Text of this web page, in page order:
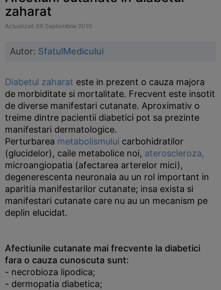
zaharat
Actualizat: 06 Septembrie 2010
Autor: SfatulMedicului
Diabetul zaharat este in prezent o cauza majora
de morbiditate si mortalitate. Frecvent este insotit
de diverse manifestari cutanate. Aproximativ o
treime dintre pacientii diabetici pot sa prezinte
manifestari dermatologice.
Perturbarea metabolismului carbohidratilor
(glucidelor), caile metabolice noi, ateroscleroza,
microangiopatia (afectarea arterelor mici),
degenerescenta neuronala au un rol important in
aparitia manifestarilor cutanate; insa exista si
manifestari cutanate care nu au un mecanism pe
deplin elucidat.
Afectiunile cutanate mai frecvente la diabetici
fara o cauza cunoscuta sunt:
- necrobioza lipodica;
- dermopatia diabetica;